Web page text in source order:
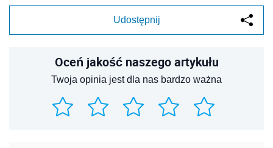
Udostępnij
Oceń jakość naszego artykułu
Twoja opinia jest dla nas bardzo ważna